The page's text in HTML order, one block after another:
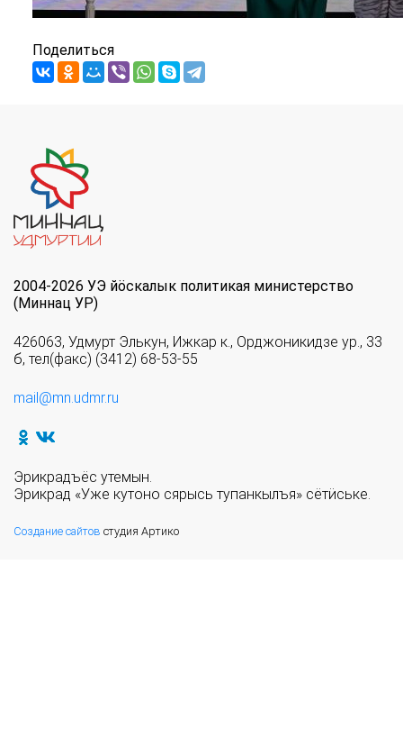
Поделиться
2004-2026 УЭ йöскалык политикая министерство
(Миннац УР)
426063, Удмурт Элькун, Ижкар к., Орджоникидзе ур., 33
б, тел(факс) (3412) 68-53-55
mail@mn.udmr.ru
Эрикрадъёс утемын.
Эрикрад «Уже кутоно сярысь тупанкылъя» сётӥське.
Создание сайтов студия Артико